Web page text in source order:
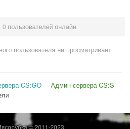
0 пользователей онлайн
пользователя не просматривает
CS:GO
Админ сервера CS:S
© 2011-2023